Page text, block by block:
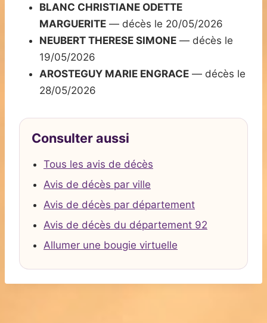
BLANC CHRISTIANE ODETTE
MARGUERITE — décès le 20/05/2026
NEUBERT THERESE SIMONE — décès le
19/05/2026
AROSTEGUY MARIE ENGRACE — décès le
28/05/2026
Consulter aussi
Tous les avis de décès
Avis de décès par ville
Avis de décès par département
Avis de décès du département 92
Allumer une bougie virtuelle